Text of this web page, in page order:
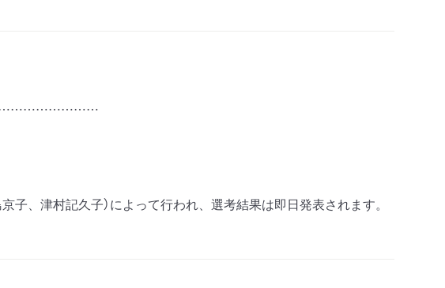
子、津村記久子）によって行われ、選考結果は即日発表されます。